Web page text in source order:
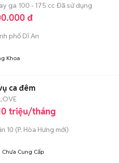
ga 100 - 175 cc Đã sử dụng
đ
phố Dĩ An
Khoa
ca đêm
triệu/tháng
10 (P. Hòa Hưng mới)
Chưa Cung Cấp